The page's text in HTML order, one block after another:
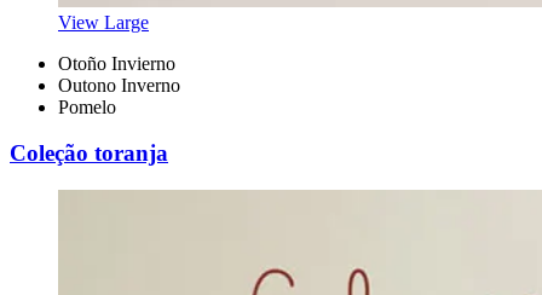
View Large
Otoño Invierno
Outono Inverno
Pomelo
Coleção toranja